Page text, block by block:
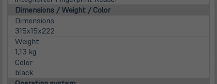
Dimensions / Weight / Color
Dimensions
315x15x222
Weight
1,13 kg
Color
black